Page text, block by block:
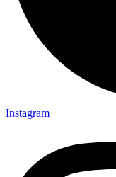
Instagram